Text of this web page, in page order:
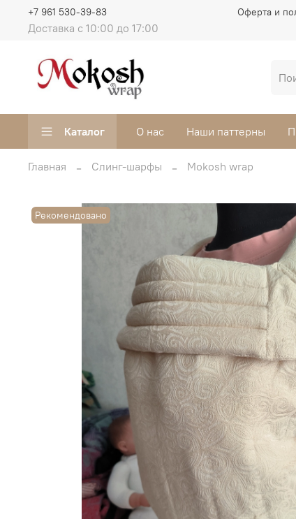
Оферта и
Доставка с 10:00 до 17:00
+7 961 530-39-83
Каталог О нас Наши паттерны
Главная Слинг-шарфы Mokosh wrap
Рекомендовано